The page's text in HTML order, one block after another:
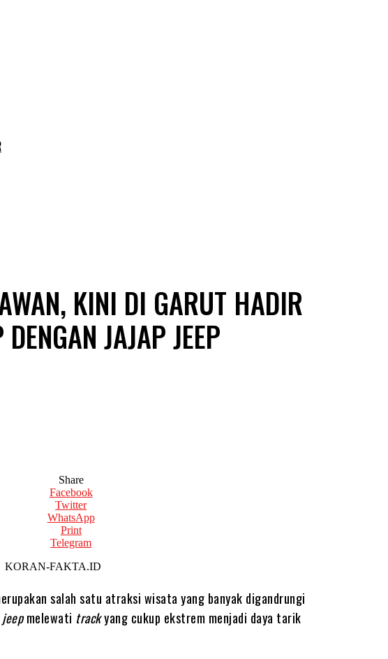
KINI DI GARUT HADIR
JAJAP JEEP
Share
Facebook
Twitter
WhatsApp
Print
Telegram
KORAN-FAKTA.ID
salah satu atraksi wisata yang banyak digandrungi
jeepmelewati trackyang cukup ekstrem menjadi daya tarik